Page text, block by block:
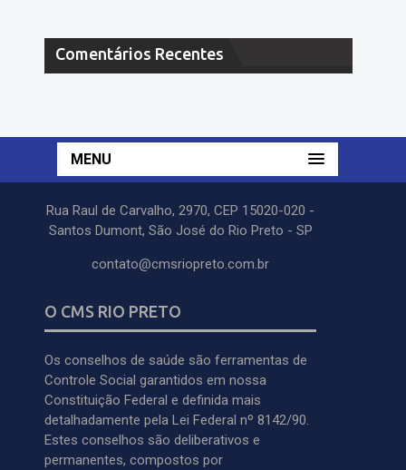
Comentários Recentes
MENU
Rua Raul de Carvalho, 2970, CEP 15020-020 -
Santos Dumont, São José do Rio Preto - SP
contato@cmsriopreto.com.br
O CMS RIO PRETO
Os conselhos de saúde são ferramentas de
Controle Social garantidos em nossa
Constituição Federal e definida mais
detalhadamente pela Lei Federal nº 8142/90.
Estes conselhos são deliberativos e
permanentes, compostos por